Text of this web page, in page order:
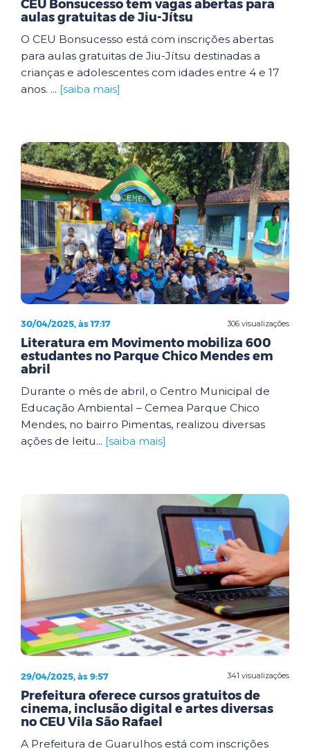
CEU Bonsucesso tem vagas abertas para
aulas gratuitas de Jiu-Jítsu
O CEU Bonsucesso está com inscrições abertas
para aulas gratuitas de Jiu-Jítsu destinadas a
crianças e adolescentes com idades entre 4 e 17
anos. ... [saiba mais]
306 visualizações
30/04/2025, às 17:17
Literatura em Movimento mobiliza 600
estudantes no Parque Chico Mendes em
abril
Durante o mês de abril, o Centro Municipal de
Educação Ambiental – Cemea Parque Chico
Mendes, no bairro Pimentas, realizou diversas
ações de leitu... [saiba mais]
341 visualizações
29/04/2025, às 9:57
Prefeitura oferece cursos gratuitos de
cinema, inclusão digital e artes diversas
no CEU Vila São Rafael
A Prefeitura de Guarulhos está com inscrições